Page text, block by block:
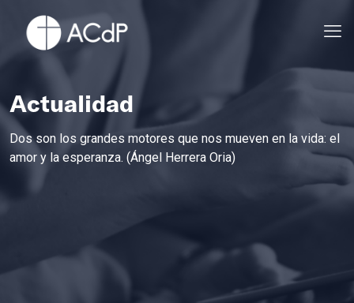
Actualidad
Dos son los grandes motores que nos mueven en la vida: el
amor y la esperanza. (Ángel Herrera Oria)